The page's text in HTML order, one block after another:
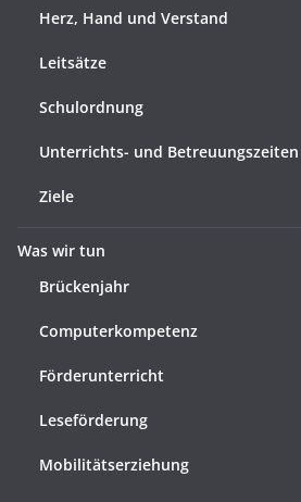
Herz, Hand und Verstand
Leitsätze
Schulordnung
Unterrichts- und Betreuungszeiten
Ziele
Was wir tun
Brückenjahr
Computerkompetenz
Förderunterricht
Leseförderung
Mobilitätserziehung